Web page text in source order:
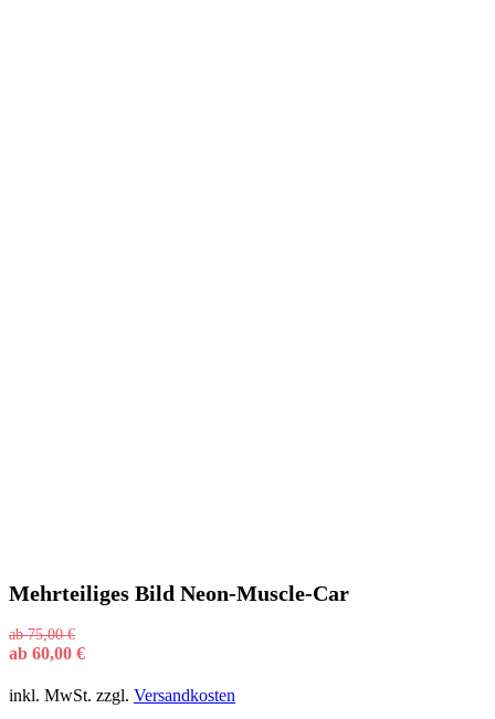
Mehrteiliges Bild Neon-Muscle-Car
ab75,00€
ab 60,00 €
inkl. MwSt. zzgl. Versandkosten